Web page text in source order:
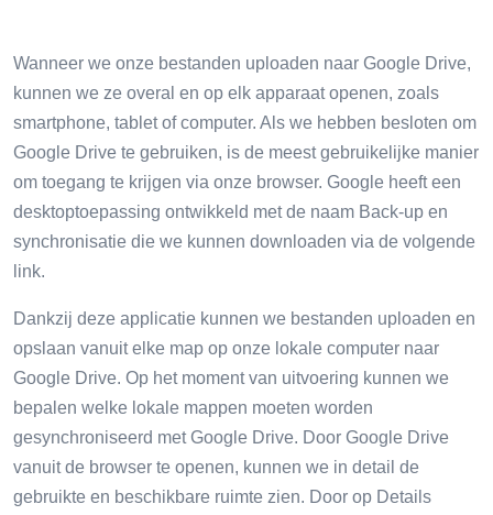
Wanneer we onze bestanden uploaden naar Google Drive,
kunnen we ze overal en op elk apparaat openen, zoals
smartphone, tablet of computer. Als we hebben besloten om
Google Drive te gebruiken, is de meest gebruikelijke manier
om toegang te krijgen via onze browser. Google heeft een
desktoptoepassing ontwikkeld met de naam Back-up en
synchronisatie die we kunnen downloaden via de volgende
link.
Dankzij deze applicatie kunnen we bestanden uploaden en
opslaan vanuit elke map op onze lokale computer naar
Google Drive. Op het moment van uitvoering kunnen we
bepalen welke lokale mappen moeten worden
gesynchroniseerd met Google Drive. Door Google Drive
vanuit de browser te openen, kunnen we in detail de
gebruikte en beschikbare ruimte zien. Door op Details